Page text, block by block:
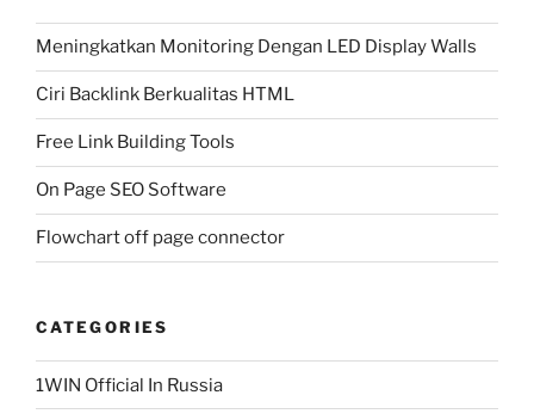
Meningkatkan Monitoring Dengan LED Display Walls
Ciri Backlink Berkualitas HTML
Free Link Building Tools
On Page SEO Software
Flowchart off page connector
CATEGORIES
1WIN Official In Russia